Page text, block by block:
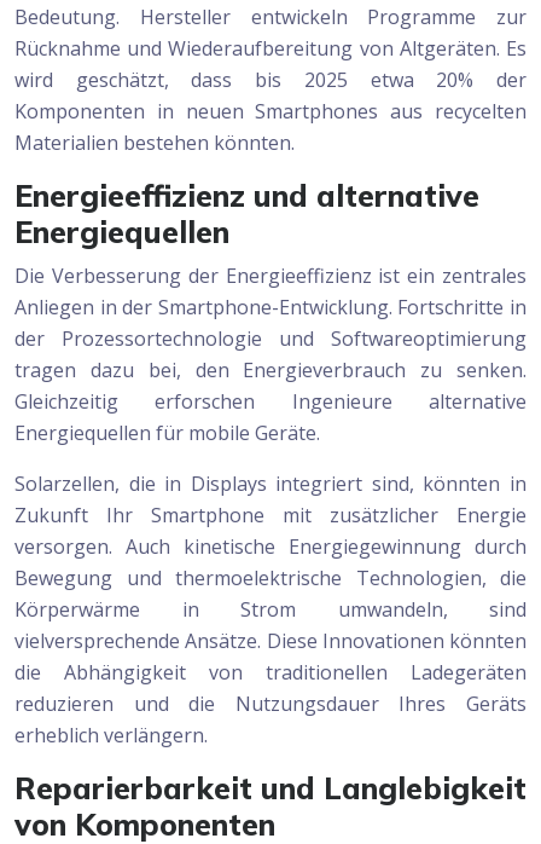
Bedeutung. Hersteller entwickeln Programme zur
Rücknahme und Wiederaufbereitung von Altgeräten. Es
wird geschätzt, dass bis 2025 etwa 20% der
Komponenten in neuen Smartphones aus recycelten
Materialien bestehen könnten.
Energieeffizienz und alternative
Energiequellen
Die Verbesserung der Energieeffizienz ist ein zentrales
Anliegen in der Smartphone-Entwicklung. Fortschritte in
der Prozessortechnologie und Softwareoptimierung
tragen dazu bei, den Energieverbrauch zu senken.
Gleichzeitig erforschen Ingenieure alternative
Energiequellen für mobile Geräte.
Solarzellen, die in Displays integriert sind, könnten in
Zukunft Ihr Smartphone mit zusätzlicher Energie
versorgen. Auch kinetische Energiegewinnung durch
Bewegung und thermoelektrische Technologien, die
Körperwärme in Strom umwandeln, sind
vielversprechende Ansätze. Diese Innovationen könnten
die Abhängigkeit von traditionellen Ladegeräten
reduzieren und die Nutzungsdauer Ihres Geräts
erheblich verlängern.
Reparierbarkeit und Langlebigkeit
von Komponenten